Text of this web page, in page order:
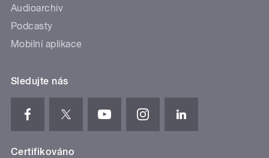
Audioarchiv
Podcasty
Mobilní aplikace
Sledujte nás
Certifikováno